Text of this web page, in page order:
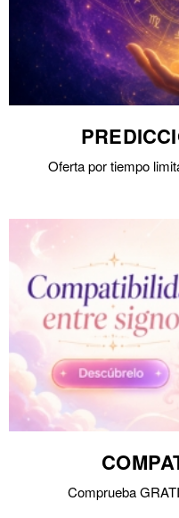
Oferta por tiempo
Comprueba